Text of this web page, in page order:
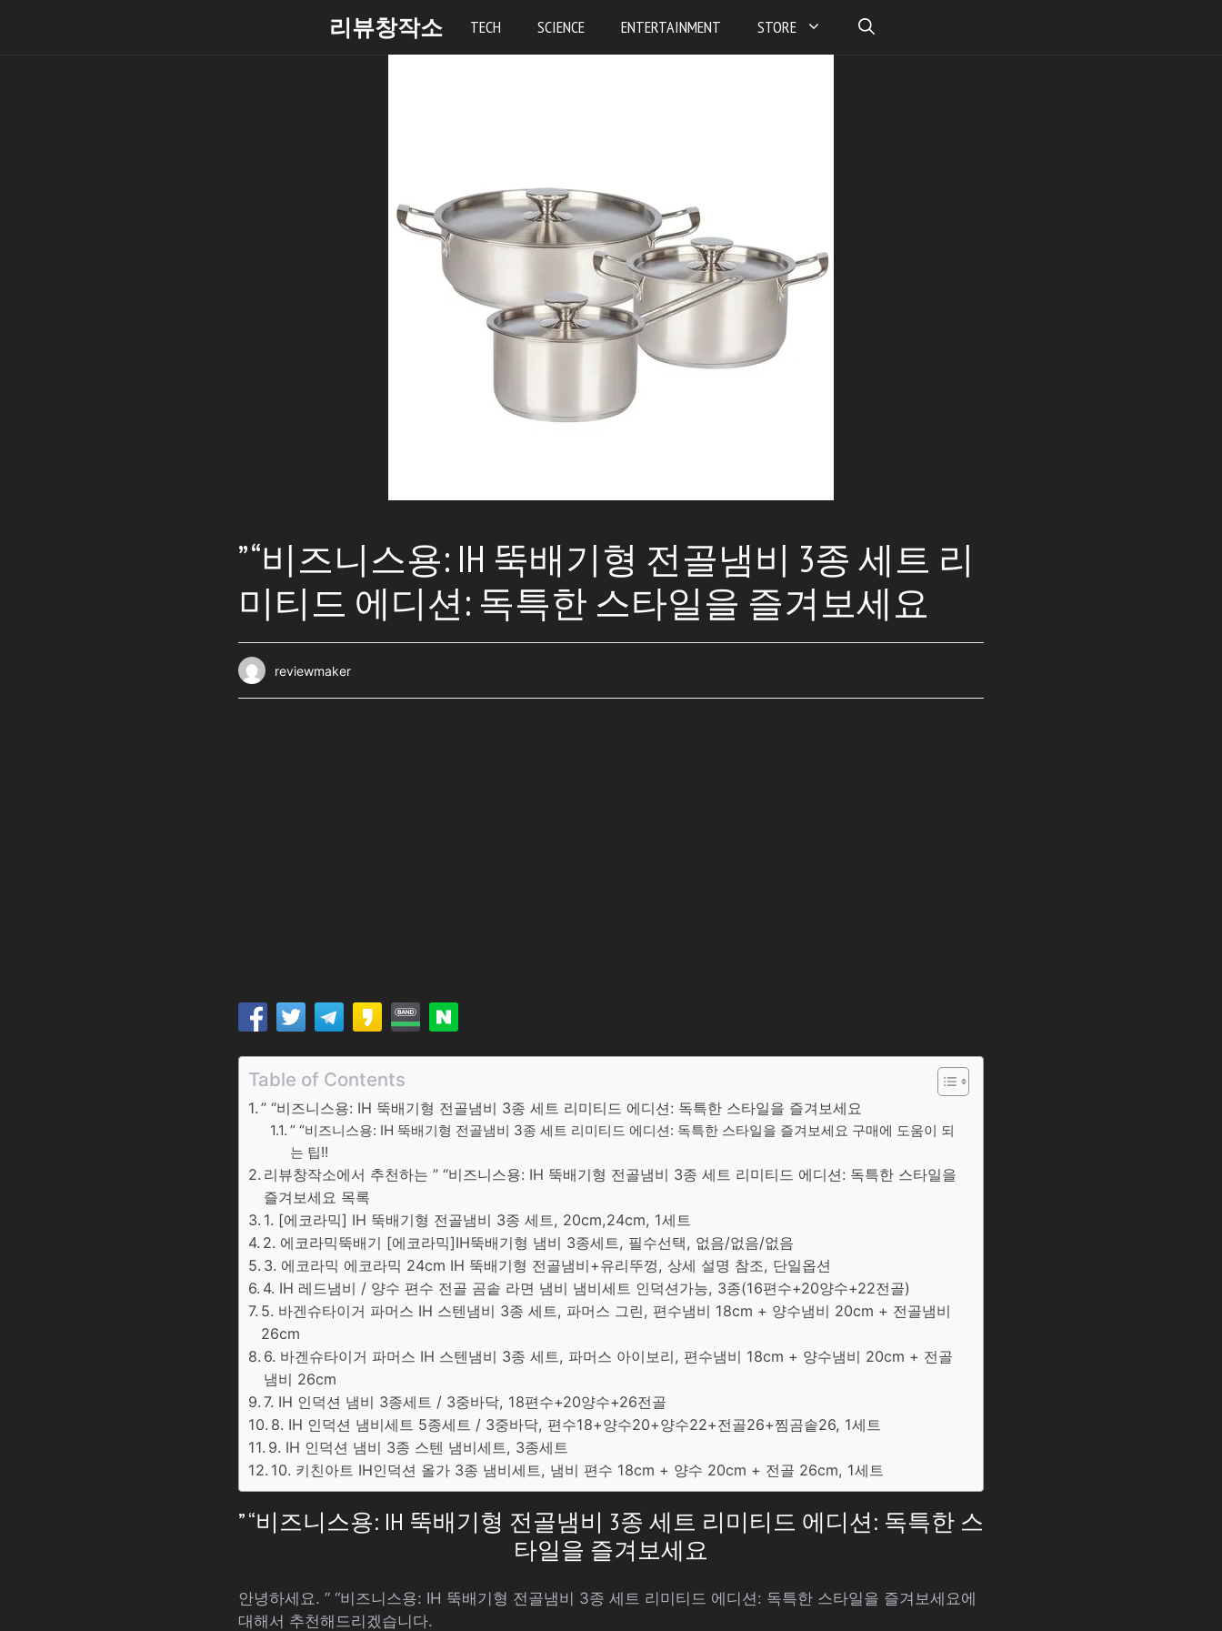
리뷰창작소 TECH SCIENCE ENTERTAINMENT STORE
” “비즈니스용: IH 뚝배기형 전골냄비 3종 세트 리
미티드 에디션: 독특한 스타일을 즐겨보세요
reviewmaker
Table of Contents
” “비즈니스용: IH 뚝배기형 전골냄비 3종 세트 리미티드 에디션: 독특한 스타일을 즐겨보세요
” “비즈니스용: IH 뚝배기형 전골냄비 3종 세트 리미티드 에디션: 독특한 스타일을 즐겨보세요 구매에 도움이 되
는 팁!!
리뷰창작소에서 추천하는 ” “비즈니스용: IH 뚝배기형 전골냄비 3종 세트 리미티드 에디션: 독특한 스타일을
즐겨보세요 목록
1. [에코라믹] IH 뚝배기형 전골냄비 3종 세트, 20cm,24cm, 1세트
2. 에코라믹뚝배기 [에코라믹]IH뚝배기형 냄비 3종세트, 필수선택, 없음/없음/없음
3. 에코라믹 에코라믹 24cm IH 뚝배기형 전골냄비+유리뚜껑, 상세 설명 참조, 단일옵션
4. IH 레드냄비 / 양수 편수 전골 곰솥 라면 냄비 냄비세트 인덕션가능, 3종(16편수+20양수+22전골)
5. 바겐슈타이거 파머스 IH 스텐냄비 3종 세트, 파머스 그린, 편수냄비 18cm + 양수냄비 20cm + 전골냄비
26cm
6. 바겐슈타이거 파머스 IH 스텐냄비 3종 세트, 파머스 아이보리, 편수냄비 18cm + 양수냄비 20cm + 전골
냄비 26cm
7. IH 인덕션 냄비 3종세트 / 3중바닥, 18편수+20양수+26전골
8. IH 인덕션 냄비세트 5종세트 / 3중바닥, 편수18+양수20+양수22+전골26+찜곰솥26, 1세트
9. IH 인덕션 냄비 3종 스텐 냄비세트, 3종세트
10. 키친아트 IH인덕션 올가 3종 냄비세트, 냄비 편수 18cm + 양수 20cm + 전골 26cm, 1세트
” “비즈니스용: IH 뚝배기형 전골냄비 3종 세트 리미티드 에디션: 독특한 스
타일을 즐겨보세요
안녕하세요. ” “비즈니스용: IH 뚝배기형 전골냄비 3종 세트 리미티드 에디션: 독특한 스타일을 즐겨보세요에
대해서 추천해드리겠습니다.